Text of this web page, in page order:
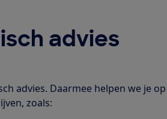
advies
advies. Daarmee helpen we je
zoals: